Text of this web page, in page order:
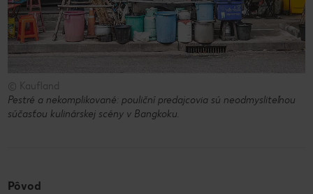
© Kaufland
Pestré a nekomplikované: pouliční predajcovia sú neodmysliteľnou
súčasťou kulinárskej scény v Bangkoku.
Pôvod